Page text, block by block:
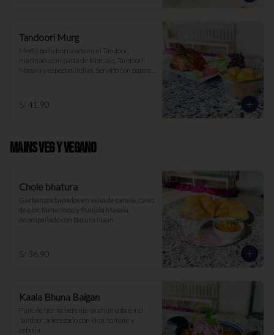
Tandoori Murg
Medio pollo horneado en el Tandoor,
marinado con pasta de kion, ajo, Tandoori
Masala y especias indias. Servido con papas
S/ 41.90
MAINS VEG Y VEGANO
Chole bhatura
Garbanzos bañados en salsa de canela, clavo
de olor, tamarindo y Punjabi Masala.
Acompañado con Batura Naan
S/ 36.90
Kaala Bhuna Baigan
Puré de tierna berenjena ahumada en el
Tandoor, aderezado con kion, tomate y
cebolla